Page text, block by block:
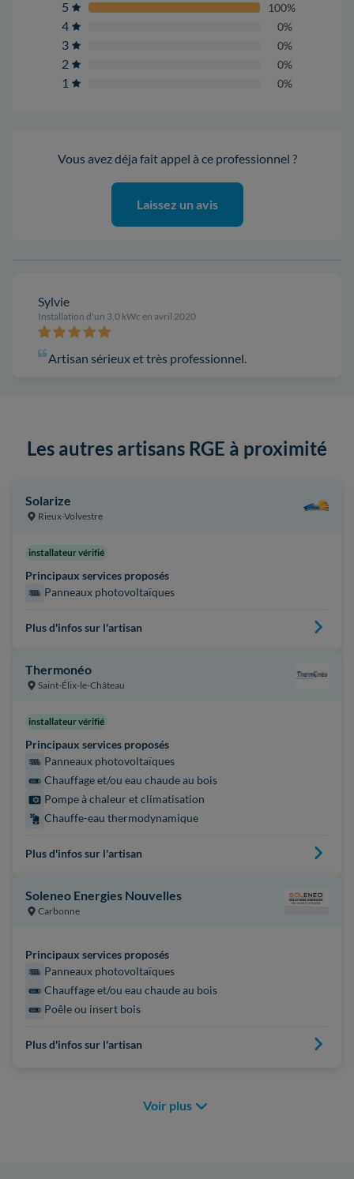
5 100%
4 0%
3 0%
2 0%
1 0%
Vous avez déja fait appel à ce professionnel ?
Laissez un avis
Sylvie
Installation d'un 3,0 kWc en avril 2020
Artisan sérieux et très professionnel.
Les autres artisans RGE à proximité
Solarize
Rieux-Volvestre
installateur vérifié
Principaux services proposés
Panneaux photovoltaïques
Plus d'infos sur l'artisan
Thermonéo
Saint-Élix-le-Château
installateur vérifié
Principaux services proposés
Panneaux photovoltaïques
Chauffage et/ou eau chaude au bois
Pompe à chaleur et climatisation
Chauffe-eau thermodynamique
Plus d'infos sur l'artisan
Soleneo Energies Nouvelles
Carbonne
Principaux services proposés
Panneaux photovoltaïques
Chauffage et/ou eau chaude au bois
Poêle ou insert bois
Plus d'infos sur l'artisan
Voir plus